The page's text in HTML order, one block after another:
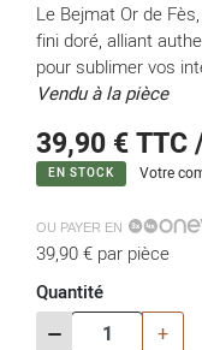
Le Bejmat Or de
fini doré, alliant
pour sublimer vos
Vendu à la pièce
39,90 €TTC
EN STOCK Votre
OU PAYER EN
39,90 € par pièce
Quantité
- +